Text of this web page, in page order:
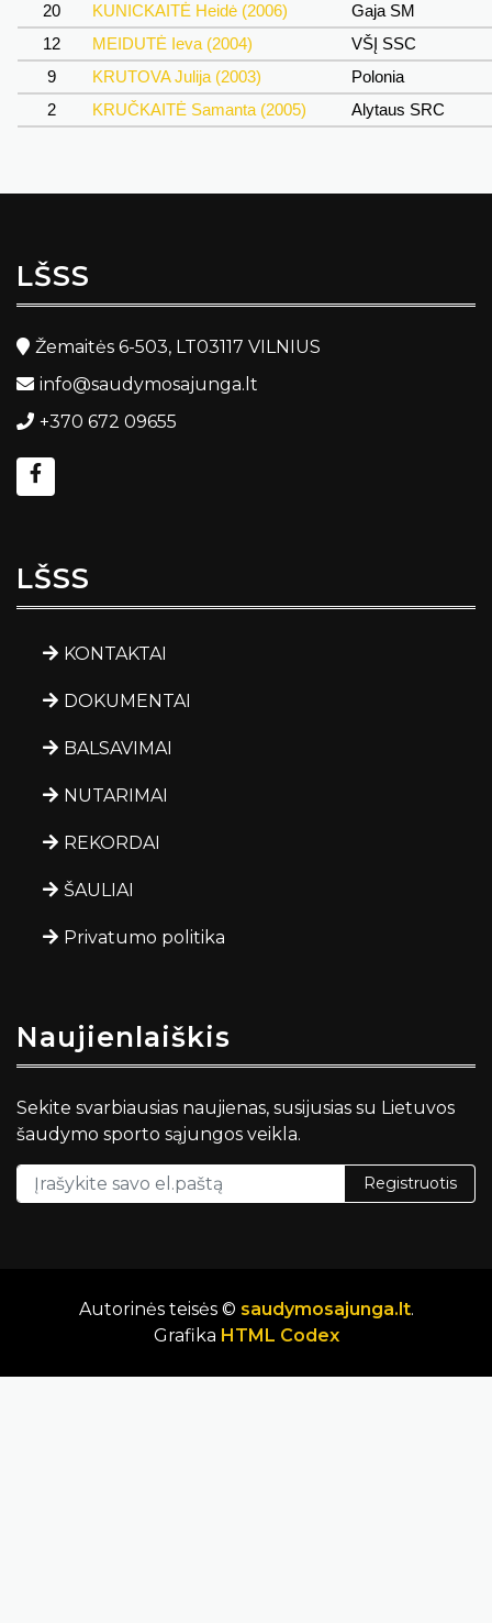
20
KUNICKAITĖ Heidė (2006)
Gaja SM
12
MEIDUTĖ Ieva (2004)
VŠĮ SSC
9
KRUTOVA Julija (2003)
Polonia
2
KRUČKAITĖ Samanta (2005) Alytaus SRC
LŠSS
Žemaitės 6-503, LT03117 VILNIUS
info@saudymosajunga.lt
+370 672 09655
LŠSS
KONTAKTAI
DOKUMENTAI
BALSAVIMAI
NUTARIMAI
REKORDAI
ŠAULIAI
Privatumo politika
Naujienlaiškis
Sekite svarbiausias naujienas, susijusias su Lietuvos
šaudymo sporto sąjungos veikla.
Registruotis
Autorinės teisės © saudymosajunga.lt.
Grafika HTML Codex